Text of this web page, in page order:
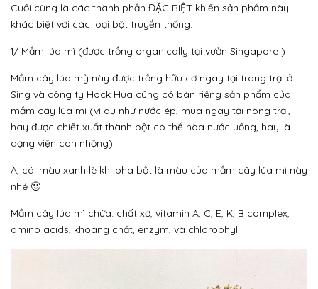
Cuối cùng là các thành phần ĐẶC BIỆT khiến sản phẩm này
khác biệt với các loại bột truyền thống.
1/ Mầm lúa mì (được trồng organically tại vườn Singapore )
Mầm cây lúa mỳ này được trồng hữu cơ ngay tại trang trại ở
Sing và công ty Hock Hua cũng có bán riêng sản phẩm của
mầm cây lúa mì (ví dụ như nước ép, mua ngay tại nông trại,
hay được chiết xuất thành bột có thể hòa nước uống, hay là
dạng viện con nhộng)
À, cái màu xanh lè khi pha bột là màu của mầm cây lúa mì này
nhé 🙂
Mầm cây lúa mì chứa: chất xơ, vitamin A, C, E, K, B complex,
amino acids, khoáng chất, enzym, và chlorophyll.